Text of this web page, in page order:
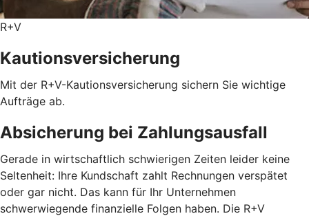
R+V
Kautionsversicherung
Mit der R+V-Kautionsversicherung sichern Sie wichtige
Aufträge ab.
Absicherung bei Zahlungsausfall
Gerade in wirtschaftlich schwierigen Zeiten leider keine
Seltenheit: Ihre Kundschaft zahlt Rechnungen verspätet
oder gar nicht. Das kann für Ihr Unternehmen
schwerwiegende finanzielle Folgen haben. Die R+V